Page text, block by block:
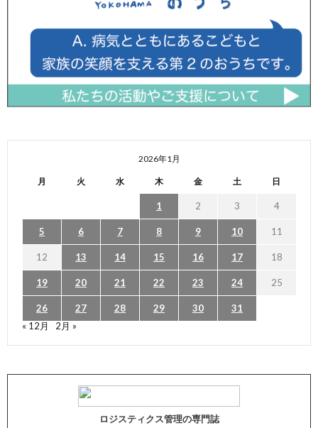
2026年1月
月 火 水 木 金 土 日
1 2 3 4
5 6 7 8 9 10 11
12 13 14 15 16 17 18
19 20 21 22 23 24 25
26 27 28 29 30
31
« 12月
2月 »
ロジスティクス管理の専門誌